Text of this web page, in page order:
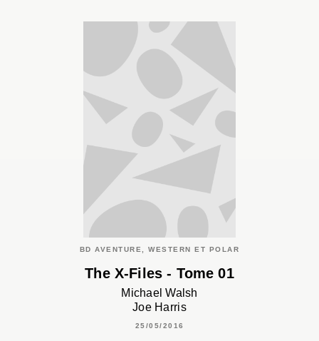
BD AVENTURE, WESTERN ET POLAR
The X-Files - Tome 01
Michael Walsh
Joe Harris
25/05/2016